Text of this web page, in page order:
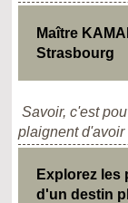
Maître
Strasbourg
Savoir, c'est
plaignent d'avoir
Explorez les
d'un destin